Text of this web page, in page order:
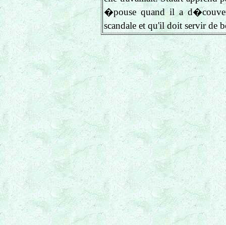
�pouse quand il a
scandale et qu'il doit servir de